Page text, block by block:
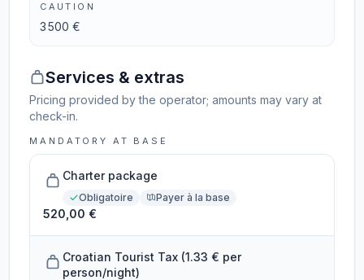
CAUTION
3 500 €
Services & extras
Pricing provided by the operator; amounts may vary at
check-in.
MANDATORY AT BASE
Charter package
Obligatoire Payer à la base
520,00 €
Croatian Tourist Tax (1.33 € per
person/night)